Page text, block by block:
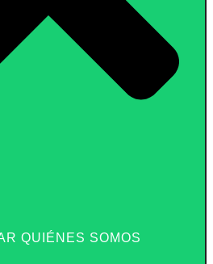
QUIÉNES SOMOS